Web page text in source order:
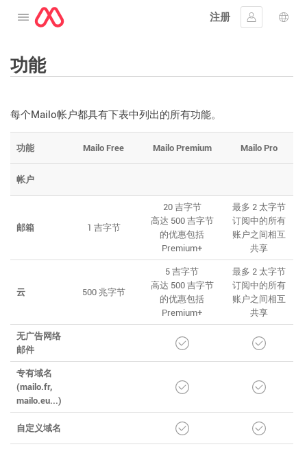
打开菜单
注册
登入 语言
功能
每个Mailo帐户都具有下表中列出的所有功能。
功能 Mailo Free Mailo Premium Mailo Pro
帐户
邮箱 1 吉字节
20 吉字节
高达 500 吉字节
的优惠包括
Premium+
最多 2 太字节
订阅中的所有
账户之间相互
共享
云 500 兆字节
5 吉字节
高达 500 吉字节
的优惠包括
Premium+
最多 2 太字节
订阅中的所有
账户之间相互
共享
无广告网络
邮件
专有域名
(mailo.fr,
mailo.eu...)
自定义域名